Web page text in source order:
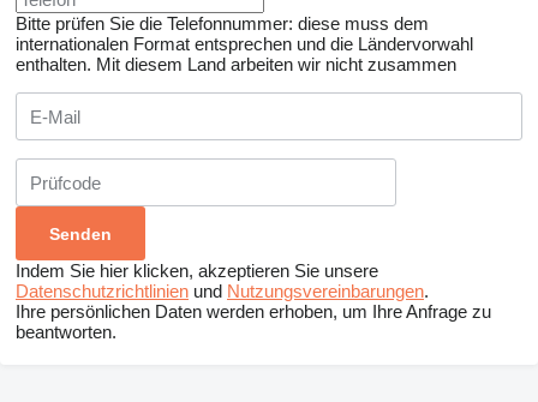
Bitte prüfen Sie die Telefonnummer: diese muss dem
internationalen Format entsprechen und die Ländervorwahl
enthalten. Mit diesem Land arbeiten wir nicht zusammen
Indem Sie hier klicken, akzeptieren Sie unsere
Datenschutzrichtlinien und Nutzungsvereinbarungen.
Ihre persönlichen Daten werden erhoben, um Ihre Anfrage zu
beantworten.